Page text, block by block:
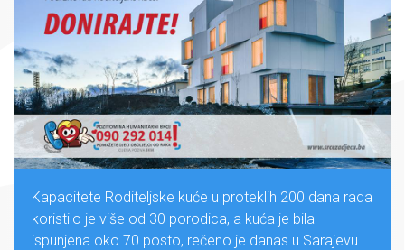
Kapacitete Roditeljske kuće u proteklih 200 dana rada
koristilo je više od 30 porodica, a kuća je bila
ispunjena oko 70 posto, rečeno je danas u Sarajevu